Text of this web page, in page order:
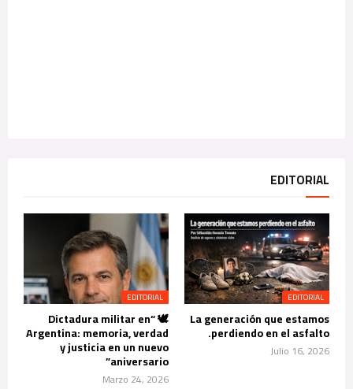
EDITORIAL
EDITORIAL
La generación que estamos
perdiendo en el asfalto.
Julio 16, 2026
EDITORIAL
🕊️ “Dictadura militar en
Argentina: memoria, verdad
y justicia en un nuevo
aniversario”
Marzo 24, 2026